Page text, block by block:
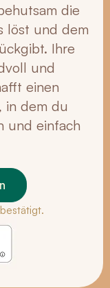
die
löst und dem
Ihre
und
einen
in dem du
und einfach